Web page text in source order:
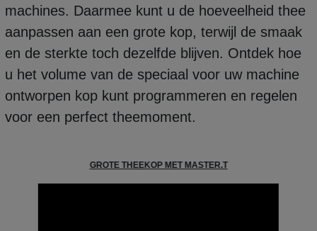
machines. Daarmee kunt u de hoeveelheid thee
aanpassen aan een grote kop, terwijl de smaak
en de sterkte toch dezelfde blijven. Ontdek hoe
u het volume van de speciaal voor uw machine
ontworpen kop kunt programmeren en regelen
voor een perfect theemoment.
GROTE THEEKOP MET MASTER.T